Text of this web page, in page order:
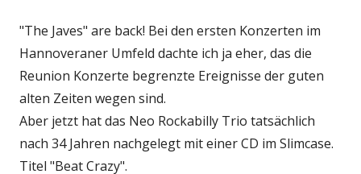
"The Javes" are back! Bei den ersten Konzerten im
Hannoveraner Umfeld dachte ich ja eher, das die
Reunion Konzerte begrenzte Ereignisse der guten
alten Zeiten wegen sind.
Aber jetzt hat das Neo Rockabilly Trio tatsächlich
nach 34 Jahren nachgelegt mit einer CD im Slimcase.
Titel "Beat Crazy".